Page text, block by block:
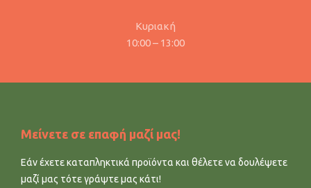
Κυριακή
10:00 – 13:00
Μείνετε σε επαφή μαζί μας!
Εάν έχετε καταπληκτικά προϊόντα και θέλετε να δουλέψετε
μαζί μας τότε γράψτε μας κάτι!